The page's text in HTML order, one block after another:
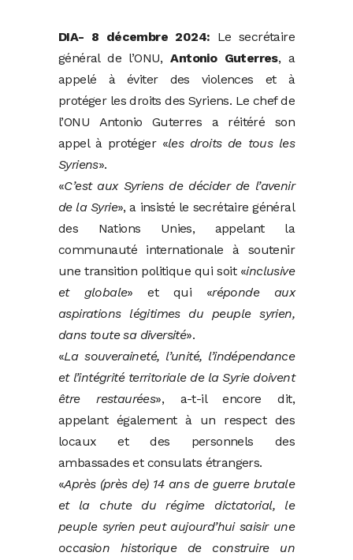
DIA- 8 décembre 2024: Le secrétaire
général de l’ONU,Antonio Guterres, a
appelé à éviter des violences et à
protéger les droits des Syriens. Le chef de
l’ONU Antonio Guterres a réitéré son
appel à protéger «les droits de tous les
Syriens».
«C’est aux Syriens de décider de l’avenir
de la Syrie», a insisté le secrétaire général
des Nations Unies, appelant la
communauté internationale à soutenir
une transition politique qui soit «inclusive
et globale» et qui «réponde aux
aspirations légitimes du peuple syrien,
dans toute sa diversité».
«La souveraineté, l’unité, l’indépendance
et l’intégrité territoriale de la Syrie doivent
être restaurées», a-t-il encore dit,
appelant également à un respect des
locaux et des personnels des
ambassades et consulats étrangers.
«Après (près de) 14 ans de guerre brutale
et la chute du régime dictatorial, le
peuple syrien peut aujourd’hui saisir une
occasion historique de construire un